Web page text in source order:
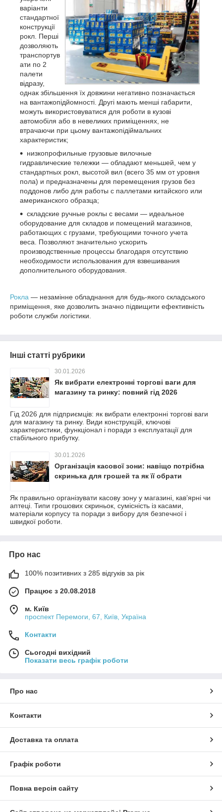
варіанти
стандартної
конструкції
рокл. Перші
дозволяють
транспортув
ати по 2
палети
відразу,
однак збільшення їх довжини негативно позначається
на вантажопідйомності. Другі мають менші габарити,
можуть використовуватися для роботи в кузові
автомобіля або в невеликих приміщеннях, не
втрачаючи при цьому вантажопідіймальних
характеристик;
низкопрофильные грузовые вилочные
гидравлические тележки — обладают меньшей, чем у
стандартных рокл, высотой вил (всего 35 мм от уровня
пола) и предназначены для перемещения грузов без
поддонов либо для работы с паллетами китайского или
американского образца;
складские ручные роклы с весами — идеальное
оборудование для складов и помещений магазинов,
работающих с грузами, требующими точного учета
веса. Позволяют значительно ускорить
производственные процессы благодаря отсутствию
необходимости использования для взвешивания
дополнительного оборудования.
Рокла — незамінне обладнання для будь-якого складського
приміщення, яке дозволить значно підвищити ефективність
роботи служби логістики.
Інші статті рубрики
30.01.2026
Як вибрати електронні торгові ваги для
магазину та ринку: повний гід 2026
Гід 2026 для підприємців: як вибрати електронні торгові ваги
для магазину та ринку. Види конструкцій, ключові
характеристики, функціонал і поради з експлуатації для
стабільного прибутку.
30.01.2026
Організація касової зони: навіщо потрібна
скринька для грошей та як її обрати
Як правильно організувати касову зону у магазині, кав’ярні чи
аптеці. Типи грошових скриньок, сумісність із касами,
матеріали корпусу та поради з вибору для безпечної і
швидкої роботи.
Про нас
100% позитивних з 285 відгуків за рік
Працює з 20.08.2018
м. Київ
проспект Перемоги, 67, Київ, Україна
Контакти
Сьогодні вихідний
Показати весь графік роботи
Про нас
Контакти
Доставка та оплата
Графік роботи
Повна версія сайту